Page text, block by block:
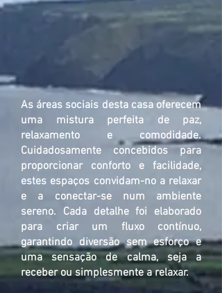
As áreas sociais desta casa oferecem
uma mistura perfeita de paz,
relaxamento e comodidade.
Cuidadosamente concebidos para
proporcionar conforto e facilidade,
estes espaços convidam-no a relaxar
e a conectar-se num ambiente
sereno. Cada detalhe foi elaborado
para criar um fluxo contínuo,
garantindo diversão sem esforço e
uma sensação de calma, seja a
receber ou simplesmente a relaxar.